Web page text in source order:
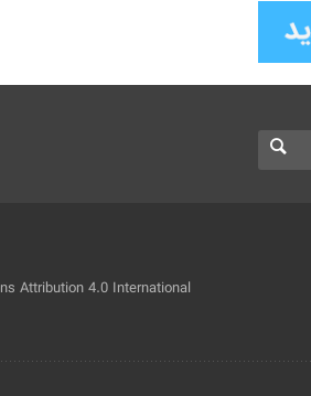
Attribution 4.0 International